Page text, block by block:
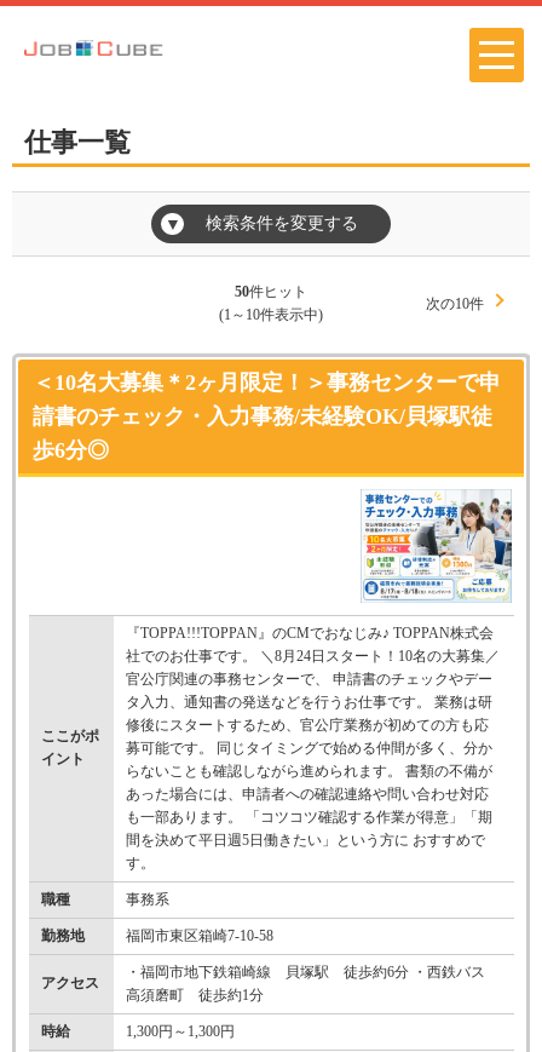
仕事一覧
▼ 検索条件を変更する
50件ヒット
(1～10件表示中)
次の10件
＜10名大募集＊2ヶ月限定！＞事務センターで申
請書のチェック・入力事務/未経験OK/貝塚駅徒
歩6分◎
ここがポ
イント
『TOPPA!!!TOPPAN』のCMでおなじみ♪ TOPPAN株式会
社でのお仕事です。 ＼8月24日スタート！10名の大募集／
官公庁関連の事務センターで、 申請書のチェックやデー
タ入力、通知書の発送などを行うお仕事です。 業務は研
修後にスタートするため、官公庁業務が初めての方も応
募可能です。 同じタイミングで始める仲間が多く、分か
らないことも確認しながら進められます。 書類の不備が
あった場合には、申請者への確認連絡や問い合わせ対応
も一部あります。 「コツコツ確認する作業が得意」「期
間を決めて平日週5日働きたい」という方に おすすめで
す。
職種 事務系
勤務地 福岡市東区箱崎7-10-58
アクセス
・福岡市地下鉄箱崎線 貝塚駅 徒歩約6分 ・西鉄バス
高須磨町 徒歩約1分
時給 1,300円～1,300円